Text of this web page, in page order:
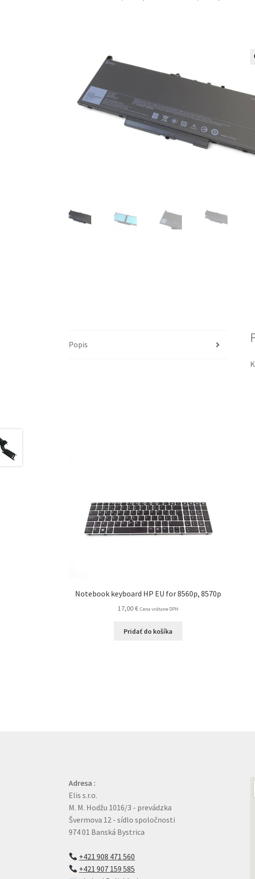
Popis
Notebook keyboard HP EU for 8560p, 8570p
17,00€ Cena vrátane DPH
Pridať do košíka
Adresa :
Elis s.r.o.
M. M. Hodžu 1016/3 - prevádzka
Švermova 12 - sídlo spoločnosti
974 01 Banská Bystrica
+421 908 471 560
+421 907 159 585